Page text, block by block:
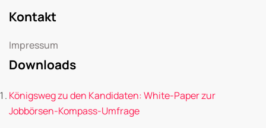
Kontakt
Impressum
Downloads
Königsweg zu den Kandidaten: White-Paper zur
Jobbörsen-Kompass-Umfrage